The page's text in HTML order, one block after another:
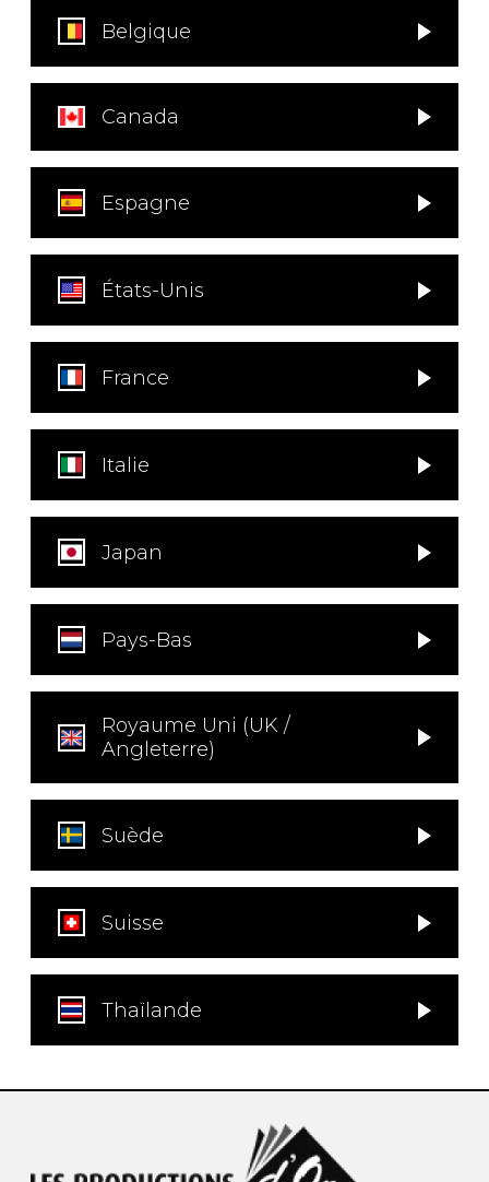
Belgique
Canada
Espagne
États-Unis
France
Italie
Japan
Pays-Bas
Royaume Uni (UK /
Angleterre)
Suède
Suisse
Thaïlande